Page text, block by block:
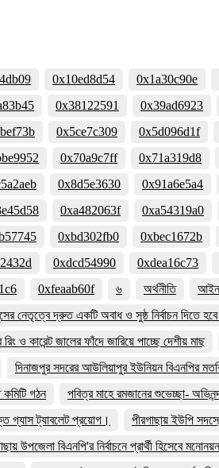
0x10ed8d54
0x1a30c90e
0x38122591
0x39ad6923
0x5ce7c309
0x5d096d1f
0x70a9c7ff
0x71a319d8
0x8d5e3630
0x91a6e5a4
0xa482063f
0xa54319a0
0xbd302fb0
0xbec1672b
0xdcd54990
0xdea16c73
0xfeaab60f ৬ অর্থনীতি
আইন
নেতৃত্বে দ্রুত একটি অবাধ ও সুষ্ঠ নির্বাচন দিতে
ও কারেন্ট জালের ফাঁদে জারিয়ে পাচ্ছে দেশীয় মাছ
দিনাজপুর সদরের আউলিয়াপুর ইউনিয়ন বিএনপির
গঠন
পবিত্র মাহে রমজানের শুভেচ্ছা-
গ্যাস ট্যাবলেট প্রয়োগ।
পীরগাছায় ইউপি
উপজেলা বিএনপি'র নির্বাচনে প্রার্থী হিসেবে